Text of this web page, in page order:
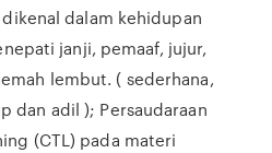
dalam kehidupan
janji, pemaaf, jujur,
lembut. ( sederhana,
dan adil ); Persaudaraan
(CTL) pada materi